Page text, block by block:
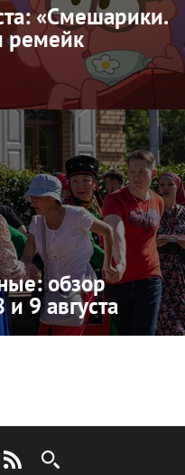
«Смешарики.
ремейк
обзор
9 августа